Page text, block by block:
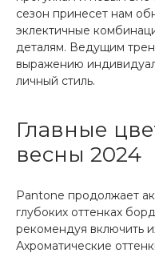
сезон принесет нам
эклектичные
деталям. Ведущим
выражению
личный стиль.
Главные
весны 2024
Pantone продолжает
глубоких оттенках
рекомендуя включить
Ахроматические